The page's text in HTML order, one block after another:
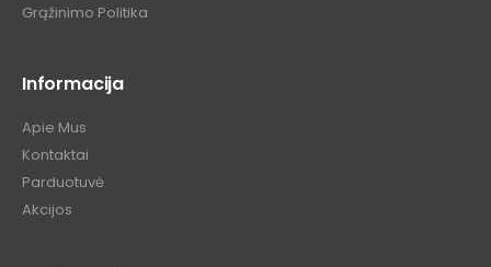
Grąžinimo Politika
Informacija
Apie Mus
Kontaktai
Parduotuvė
Akcijos